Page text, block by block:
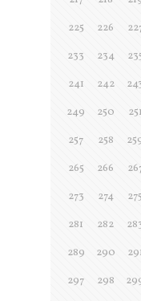
225
226
233
234
241
242
249
250 251
257
258
265
266
273
274 275
281
282
289
290
297
298